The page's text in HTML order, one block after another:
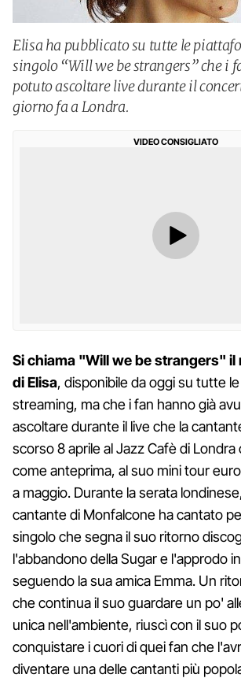
Elisa ha pubblicato su tutte le
singolo “Will we be strangers” che i
potuto ascoltare live durante il
giorno fa a Londra.
VIDEO CONSIGLIATO
Si chiama "Will we be strangers" il
di Elisa, disponibile da oggi su tutte
streaming, ma che i fan hanno già
ascoltare durante il live che la
scorso 8 aprile al Jazz Cafè di Londra
come anteprima, al suo mini tour
a maggio. Durante la serata
cantante di Monfalcone ha cantato
singolo che segna il suo ritorno
l'abbandono della Sugar e l'approdo
seguendo la sua amica Emma. Un
che continua il suo guardare un po'
unica nell'ambiente, riuscì con il suo
conquistare i cuori di quei fan che
diventare una delle cantanti più